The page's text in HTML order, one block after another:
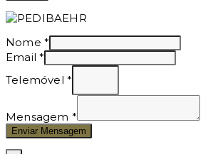
Nome *
Email*
Telemóvel *
Mensagem *
Enviar Mensagem